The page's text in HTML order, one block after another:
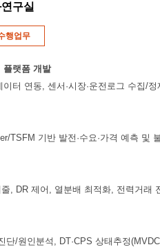
구실
행업무
플랫폼 개발
터 연동, 센서·시장·운전로그 수집/
TSFM 기반 발전·수요·가격 예측 및
, DR 제어, 열분배 최적화, 전력거래
단/원인분석, DT·CPS 상태추정